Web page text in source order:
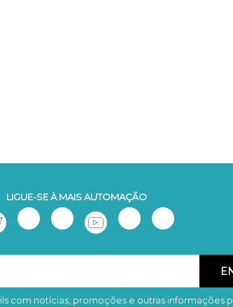
LIGUE-SE À MAIS AUTOMAÇÃO
Subscrever Remover
com notícias, promoções e outras informações